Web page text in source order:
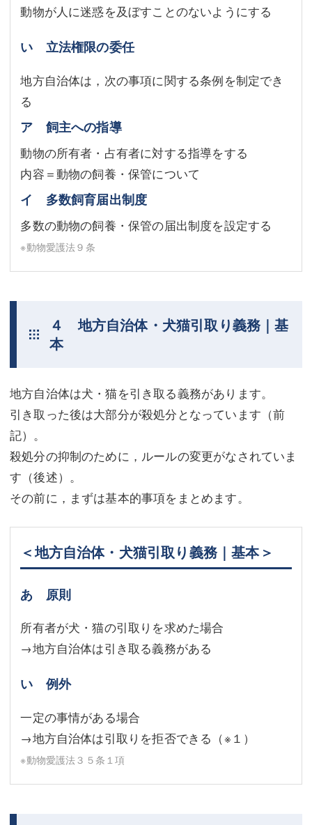
動物が人に迷惑を及ぼすことのないようにする
い 立法権限の委任
地方自治体は，次の事項に関する条例を制定でき
る
ア 飼主への指導
動物の所有者・占有者に対する指導をする
内容＝動物の飼養・保管について
イ 多数飼育届出制度
多数の動物の飼養・保管の届出制度を設定する
※動物愛護法９条
４ 地方自治体・犬猫引取り義務｜基
本
地方自治体は犬・猫を引き取る義務があります。
引き取った後は大部分が殺処分となっています（前
記）。
殺処分の抑制のために，ルールの変更がなされていま
す（後述）。
その前に，まずは基本的事項をまとめます。
＜地方自治体・犬猫引取り義務｜基本＞
あ 原則
所有者が犬・猫の引取りを求めた場合
→地方自治体は引き取る義務がある
い 例外
一定の事情がある場合
→地方自治体は引取りを拒否できる （※１）
※動物愛護法３５条１項